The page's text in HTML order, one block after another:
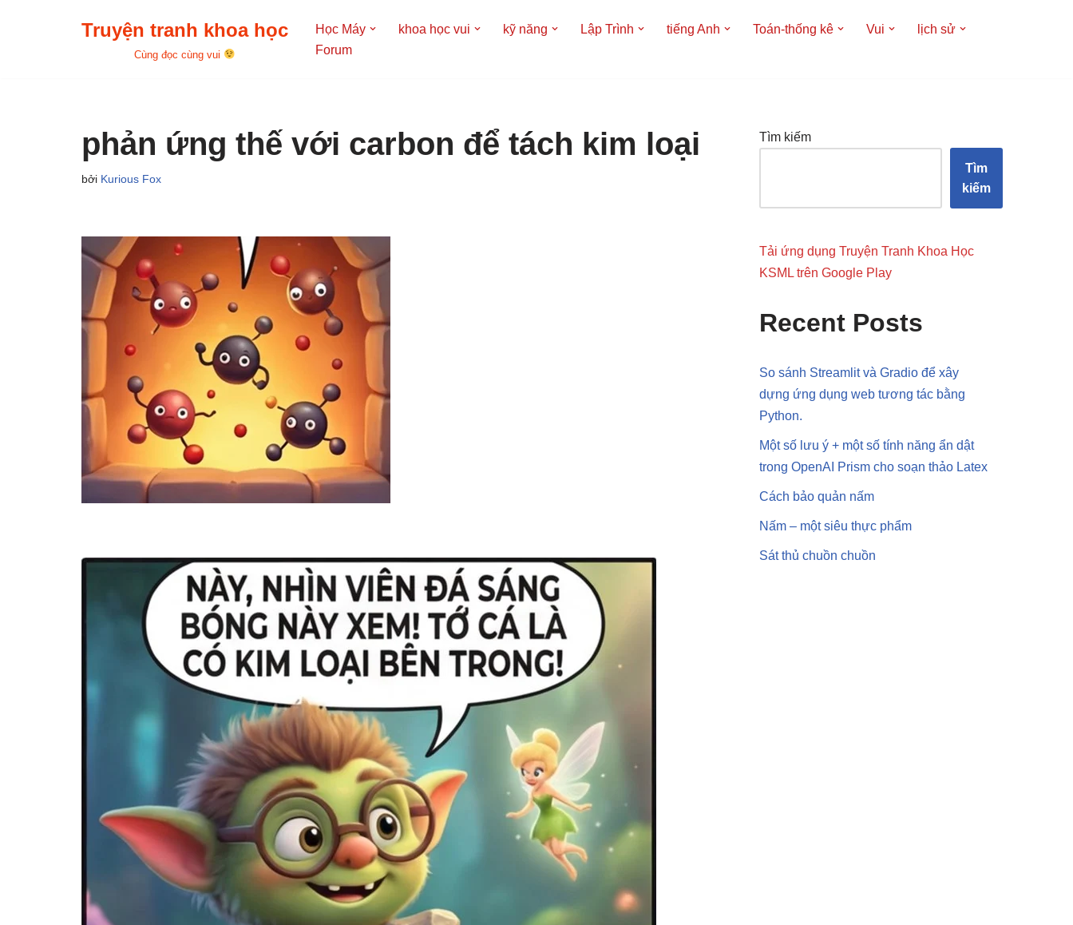
Truyện tranh khoa học
Cùng đọc cùng vui
Học Máy khoa học vui kỹ năng Lập Trình tiếng Anh Toán-thống kê Vui
lịch sử
Forum
phản ứng thế với carbon để tách kim loại
bởi Kurious Fox
Tìm kiếm
Tìm
kiếm
Tải ứng dụng Truyện Tranh Khoa Học
KSML trên Google Play
Recent Posts
So sánh Streamlit và Gradio để xây
dựng ứng dụng web tương tác bằng
Python.
Một số lưu ý + một số tính năng ẩn dật
trong OpenAI Prism cho soạn thảo Latex
Cách bảo quản nấm
Nấm – một siêu thực phẩm
Sát thủ chuồn chuồn